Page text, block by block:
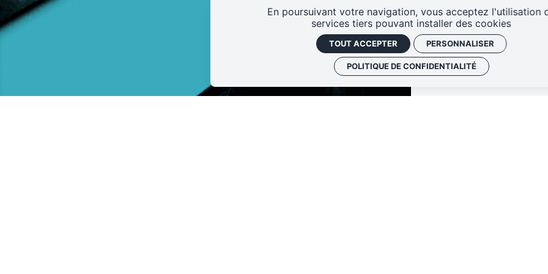
En poursuivant votre navigation, vous acceptez l'utilisation
services tiers pouvant installer des cookies
TOUT ACCEPTER PERSONNALISER
POLITIQUE DE CONFIDENTIALITÉ